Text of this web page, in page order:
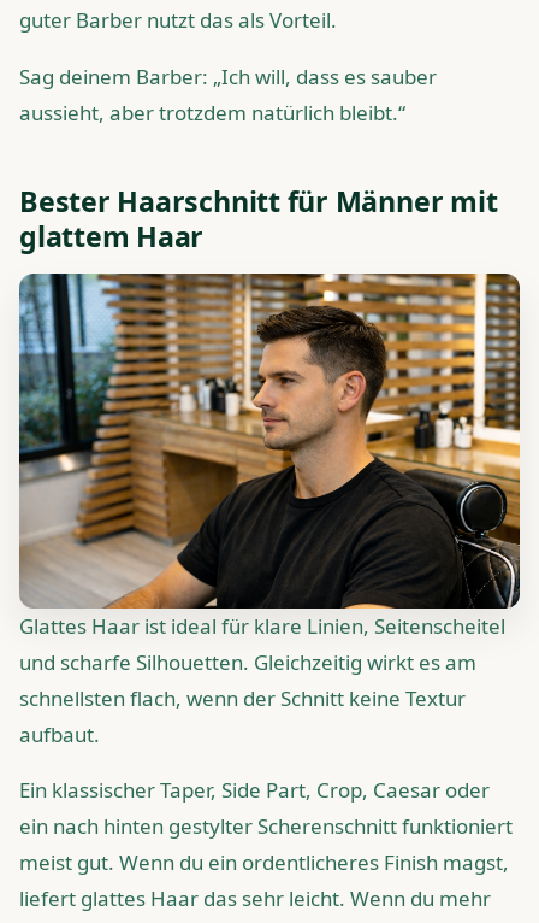
guter Barber nutzt das als Vorteil.
Sag deinem Barber: „Ich will, dass es sauber
aussieht, aber trotzdem natürlich bleibt.“
Bester Haarschnitt für Männer mit
glattem Haar
Glattes Haar ist ideal für klare Linien, Seitenscheitel
und scharfe Silhouetten. Gleichzeitig wirkt es am
schnellsten flach, wenn der Schnitt keine Textur
aufbaut.
Ein klassischer Taper, Side Part, Crop, Caesar oder
ein nach hinten gestylter Scherenschnitt funktioniert
meist gut. Wenn du ein ordentlicheres Finish magst,
liefert glattes Haar das sehr leicht. Wenn du mehr